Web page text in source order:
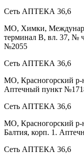
Сеть АПТЕКА 36,6
МО, Химки,
терминал В, вл. 37, №
№2055
Сеть АПТЕКА 36,6
МО, Красногорский р-
Аптечный пункт
Сеть АПТЕКА 36,6
МО, Красногорский р-
Балтия, корп. 1.
Сеть АПТЕКА 36,6